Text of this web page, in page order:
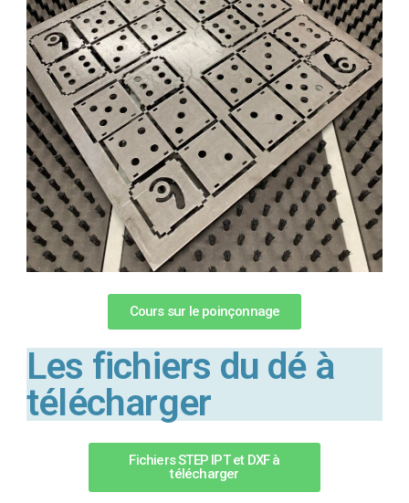
Cours sur le poinçonnage
Les fichiers du dé à
télécharger
Fichiers STEP IPT et DXF à
télécharger